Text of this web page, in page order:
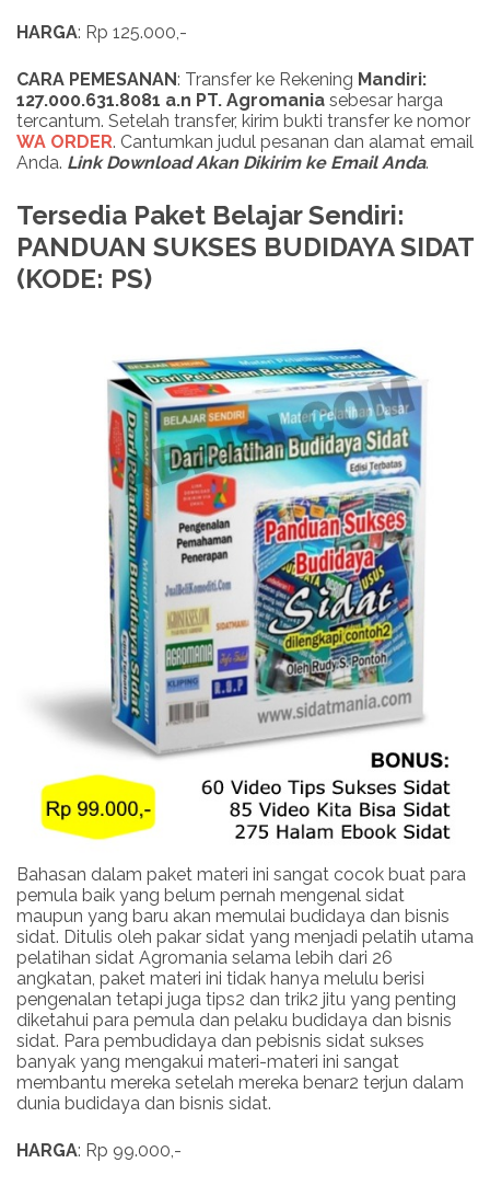
HARGA: Rp 125.000,-
CARA PEMESANAN: Transfer ke Rekening Mandiri:
127.000.631.8081 a.n PT. Agromania sebesar harga
tercantum. Setelah transfer, kirim bukti transfer ke nomor
WA ORDER. Cantumkan judul pesanan dan alamat email
Anda. Link Download Akan Dikirim ke Email Anda.
Tersedia Paket Belajar Sendiri:
PANDUAN SUKSES BUDIDAYA SIDAT
(KODE: PS)
Bahasan dalam paket materi ini sangat cocok buat para
pemula baik yang belum pernah mengenal sidat
maupun yang baru akan memulai budidaya dan bisnis
sidat. Ditulis oleh pakar sidat yang menjadi pelatih utama
pelatihan sidat Agromania selama lebih dari 26
angkatan, paket materi ini tidak hanya melulu berisi
pengenalan tetapi juga tips2 dan trik2 jitu yang penting
diketahui para pemula dan pelaku budidaya dan bisnis
sidat. Para pembudidaya dan pebisnis sidat sukses
banyak yang mengakui materi-materi ini sangat
membantu mereka setelah mereka benar2 terjun dalam
dunia budidaya dan bisnis sidat.
HARGA: Rp 99.000,-